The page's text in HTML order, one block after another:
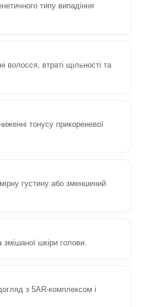
типу випадіння
волосся, втраті щільності та
тонусу прикореневої
густину або зменшений
шкіри голови.
з 5AR-комплексом і